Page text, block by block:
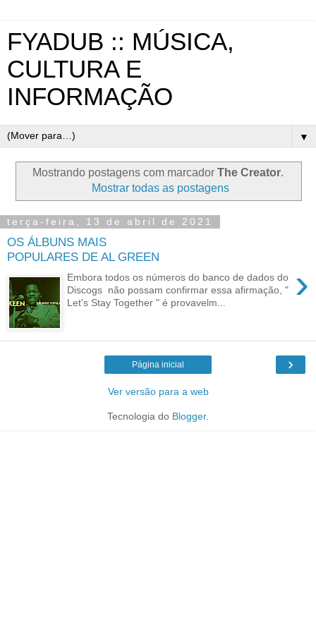
FYADUB :: MÚSICA,
CULTURA E
INFORMAÇÃO
▼
Mostrando postagens com marcador The Creator.
Mostrar todas as postagens
terça-feira, 13 de abril de 2021
OS ÁLBUNS MAIS
POPULARES DE AL GREEN
›
Embora todos os números do banco de dados do
Discogs não possam confirmar essa afirmação, "
Let's Stay Together " é provavelm...
›
Página inicial
Ver versão para a web
Tecnologia do Blogger.